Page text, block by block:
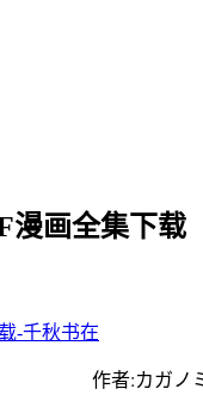
漫画全集下载
作者:カガ